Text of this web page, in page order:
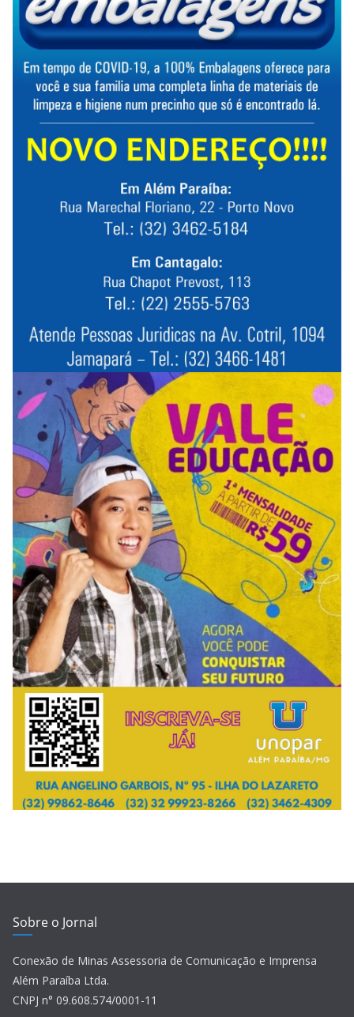
Sobre o Jornal
Conexão de Minas Assessoria de Comunicação e Imprensa
Além Paraíba Ltda.
CNPJ n° 09.608.574/0001-11